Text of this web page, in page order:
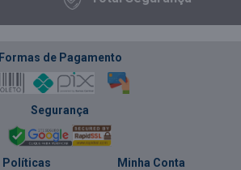
Formas de Pagamento
Segurança
Políticas Minha Conta